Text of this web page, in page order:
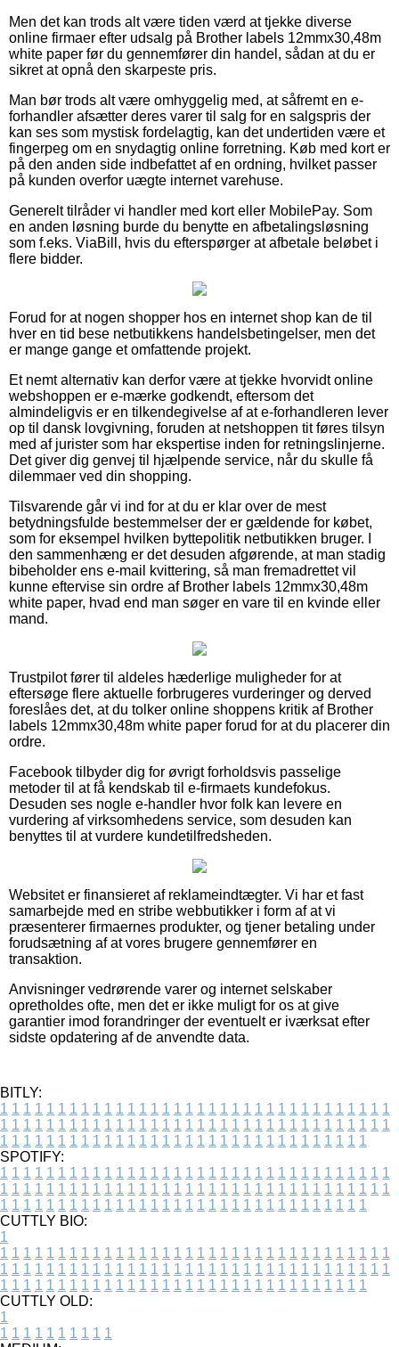
Men det kan trods alt være tiden værd at tjekke diverse
online firmaer efter udsalg på Brother labels 12mmx30,48m
white paper før du gennemfører din handel, sådan at du er
sikret at opnå den skarpeste pris.
Man bør trods alt være omhyggelig med, at såfremt en e-
forhandler afsætter deres varer til salg for en salgspris der
kan ses som mystisk fordelagtig, kan det undertiden være et
fingerpeg om en snydagtig online forretning. Køb med kort er
på den anden side indbefattet af en ordning, hvilket passer
på kunden overfor uægte internet varehuse.
Generelt tilråder vi handler med kort eller MobilePay. Som
en anden løsning burde du benytte en afbetalingsløsning
som f.eks. ViaBill, hvis du efterspørger at afbetale beløbet i
flere bidder.
Forud for at nogen shopper hos en internet shop kan de til
hver en tid bese netbutikkens handelsbetingelser, men det
er mange gange et omfattende projekt.
Et nemt alternativ kan derfor være at tjekke hvorvidt online
webshoppen er e-mærke godkendt, eftersom det
almindeligvis er en tilkendegivelse af at e-forhandleren lever
op til dansk lovgivning, foruden at netshoppen tit føres tilsyn
med af jurister som har ekspertise inden for retningslinjerne.
Det giver dig genvej til hjælpende service, når du skulle få
dilemmaer ved din shopping.
Tilsvarende går vi ind for at du er klar over de mest
betydningsfulde bestemmelser der er gældende for købet,
som for eksempel hvilken byttepolitik netbutikken bruger. I
den sammenhæng er det desuden afgørende, at man stadig
bibeholder ens e-mail kvittering, så man fremadrettet vil
kunne eftervise sin ordre af Brother labels 12mmx30,48m
white paper, hvad end man søger en vare til en kvinde eller
mand.
Trustpilot fører til aldeles hæderlige muligheder for at
eftersøge flere aktuelle forbrugeres vurderinger og derved
foreslåes det, at du tolker online shoppens kritik af Brother
labels 12mmx30,48m white paper forud for at du placerer din
ordre.
Facebook tilbyder dig for øvrigt forholdsvis passelige
metoder til at få kendskab til e-firmaets kundefokus.
Desuden ses nogle e-handler hvor folk kan levere en
vurdering af virksomhedens service, som desuden kan
benyttes til at vurdere kundetilfredsheden.
Websitet er finansieret af reklameindtægter. Vi har et fast
samarbejde med en stribe webbutikker i form af at vi
præsenterer firmaernes produkter, og tjener betaling under
forudsætning af at vores brugere gennemfører en
transaktion.
Anvisninger vedrørende varer og internet selskaber
opretholdes ofte, men det er ikke muligt for os at give
garantier imod forandringer der eventuelt er iværksat efter
sidste opdatering af de anvendte data.
BITLY:
1 1 1 1 1 1 1 1 1 1 1 1 1 1 1 1 1 1 1 1 1 1 1 1 1 1 1 1 1 1 1 1 1 1
1 1 1 1 1 1 1 1 1 1 1 1 1 1 1 1 1 1 1 1 1 1 1 1 1 1 1 1 1 1 1 1 1 1
1 1 1 1 1 1 1 1 1 1 1 1 1 1 1 1 1 1 1 1 1 1 1 1 1 1 1 1 1 1 1 1
SPOTIFY:
1 1 1 1 1 1 1 1 1 1 1 1 1 1 1 1 1 1 1 1 1 1 1 1 1 1 1 1 1 1 1 1 1 1
1 1 1 1 1 1 1 1 1 1 1 1 1 1 1 1 1 1 1 1 1 1 1 1 1 1 1 1 1 1 1 1 1 1
1 1 1 1 1 1 1 1 1 1 1 1 1 1 1 1 1 1 1 1 1 1 1 1 1 1 1 1 1 1 1 1
CUTTLY BIO:
1
1 1 1 1 1 1 1 1 1 1 1 1 1 1 1 1 1 1 1 1 1 1 1 1 1 1 1 1 1 1 1 1 1 1
1 1 1 1 1 1 1 1 1 1 1 1 1 1 1 1 1 1 1 1 1 1 1 1 1 1 1 1 1 1 1 1 1 1
1 1 1 1 1 1 1 1 1 1 1 1 1 1 1 1 1 1 1 1 1 1 1 1 1 1 1 1 1 1 1 1
CUTTLY OLD:
1
1 1 1 1 1 1 1 1 1 1